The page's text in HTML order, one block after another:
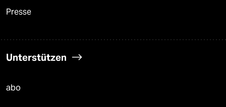
Presse
Unterstützen
abo